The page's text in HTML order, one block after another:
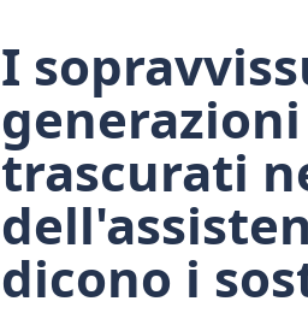
I
trascurati
dicono i